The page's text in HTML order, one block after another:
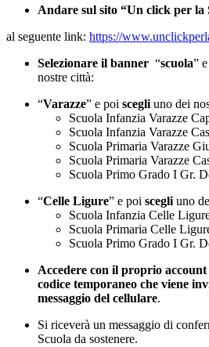
Andare sul sito “Un click per la
al seguente link: https://
Selezionare il banner “scuola” e
nostre città:
“Varazze” e poi scegli uno dei
Scuola Infanzia Varazze
Scuola Infanzia Varazze
Scuola Primaria Varazze
Scuola Primaria Varazze
Scuola Primo Grado I Gr.
“Celle Ligure” e poi scegli uno
Scuola Infanzia Celle
Scuola Primaria Celle
Scuola Primo Grado I Gr.
Accedere con il proprio
codice temporaneo che viene
messaggio del cellulare.
Si riceverà un messaggio di
Scuola da sostenere.